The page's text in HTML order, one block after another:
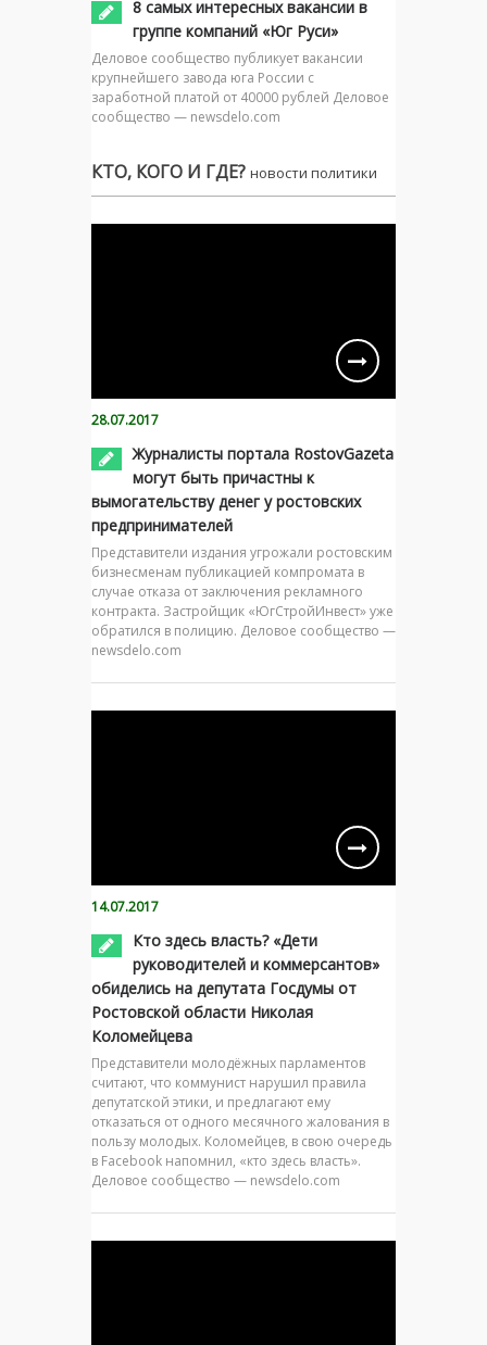
8 самых интересных вакансии в
группе компаний «Юг Руси»
Деловое сообщество публикует вакансии
крупнейшего завода юга России с
заработной платой от 40000 рублей Деловое
сообщество — newsdelo.com
КТО, КОГО И ГДЕ? новости политики
28.07.2017
Журналисты портала RostovGazeta
могут быть причастны к
вымогательству денег у ростовских
предпринимателей
Представители издания угрожали ростовским
бизнесменам публикацией компромата в
случае отказа от заключения рекламного
контракта. Застройщик «ЮгСтройИнвест» уже
обратился в полицию. Деловое сообщество —
newsdelo.com
14.07.2017
Кто здесь власть? «Дети
руководителей и коммерсантов»
обиделись на депутата Госдумы от
Ростовской области Николая
Коломейцева
Представители молодёжных парламентов
считают, что коммунист нарушил правила
депутатской этики, и предлагают ему
отказаться от одного месячного жалования в
пользу молодых. Коломейцев, в свою очередь
в Facebook напомнил, «кто здесь власть».
Деловое сообщество — newsdelo.com